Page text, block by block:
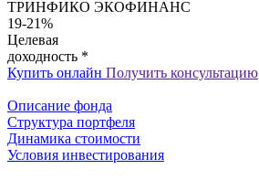
ТРИНФИКО ЭКОФИНАНС
19-21%
Целевая
доходность *
Купить онлайн Получить консультацию
Описание фонда
Структура портфеля
Динамика стоимости
Условия инвестирования